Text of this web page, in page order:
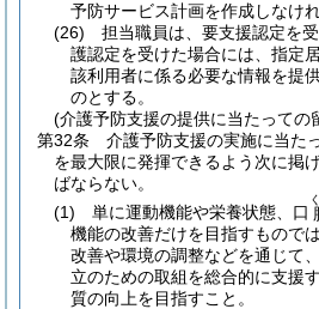
予防サービス計画を作成しなけ
(26)
担当職員は、要支援認定を
護認定を受けた場合には、指定
該利用者に係る必要な情報を提
のとする。
(介護予防支援の提供に当たっての
第32条
介護予防支援の実施に当た
を最大限に発揮できるよう次に掲
ばならない。
(1)
単に運動機能や栄養状態、口
機能の改善だけを目指すもので
改善や環境の調整などを通じて
立のための取組を総合的に支援
質の向上を目指すこと。